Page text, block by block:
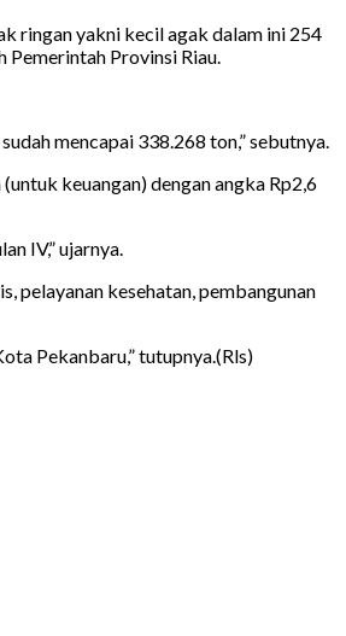
ringan yakni kecil agak dalam ini 254
Pemerintah Provinsi Riau.
mencapai 338.268 ton,” sebutnya.
keuangan) dengan angka Rp2,6
IV,” ujarnya.
pelayanan kesehatan, pembangunan
Pekanbaru,” tutupnya.(Rls)